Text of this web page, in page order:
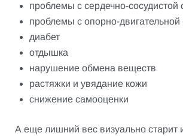
проблемы с сердечно-сосудистой
проблемы с опорно-двигательной
диабет
отдышка
нарушение обмена веществ
растяжки и увядание кожи
снижение самооценки
А еще лишний вес визуально старит